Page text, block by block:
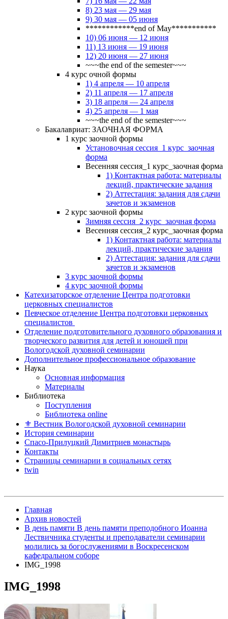
8) 23 мая — 29 мая
9) 30 мая — 05 июня
************end of May***********
10) 06 июня — 12 июня
11) 13 июня — 19 июня
12) 20 июня — 27 июня
~~~the end of the semester~~~
4 курс очной формы
1) 4 апреля — 10 апреля
2) 11 апреля — 17 апреля
3) 18 апреля — 24 апреля
4) 25 апреля — 1 мая
~~~the end of the semester~~~
Бакалавриат: ЗАОЧНАЯ ФОРМА
1 курс заочной формы
Установочная сессия_1 курс_заочная
форма
Весенняя сессия_1 курс_заочная форма
1) Контактная работа: материалы
лекций, практические задания
2) Аттестация: задания для сдачи
зачетов и экзаменов
2 курс заочной формы
Зимняя сессия_2 курс_заочная форма
Весенняя сессия_2 курс_заочная форма
1) Контактная работа: материалы
лекций, практические задания
2) Аттестация: задания для сдачи
зачетов и экзаменов
3 курс заочной формы
4 курс заочной формы
Катехизаторское отделение Центра подготовки
церковных специалистов
Певческое отделение Центра подготовки церковных
специалистов
Отделение подготовительного духовного образования и
творческого развития для детей и юношей при
Вологодской духовной семинарии
Дополнительное профессиональное образование
Наука
Основная информация
Материалы
Библиотека
Поступления
Библиотека online
⚜ Вестник Вологодской духовной семинарии
История семинарии
Спасо-Прилуцкий Димитриев монастырь
Контакты
Страницы семинарии в социальных сетях
twin
Главная
Архив новостей
В день памяти В день памяти преподобного Иоанна
Лествичника студенты и преподаватели семинарии
молились за богослужениями в Воскресенском
кафедральном соборе
IMG_1998
IMG_1998